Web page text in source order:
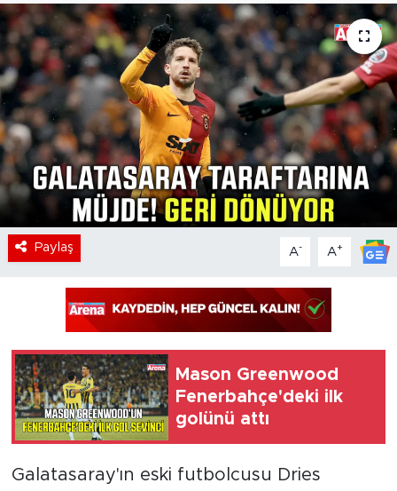
Paylaş A- A+
Mason Greenwood
Fenerbahçe'deki ilk
golünü attı
Galatasaray'ın eski futbolcusu Dries